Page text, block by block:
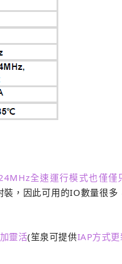
全速運行模式也僅僅
，因此可用的IO數量很
靈活(笙泉可提供IAP方式